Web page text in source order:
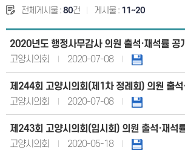
전체게시물 :80건 게시물 : 11~20
2020년도 행정사무감사 의원 출석·재석률 공
고양시의회
2020-07-08
제244회 고양시의회(제1차 정례회) 의원 출석
고양시의회
2020-07-08
제243회 고양시의회(임시회) 의원 출석·재석
고양시의회
2020-05-18